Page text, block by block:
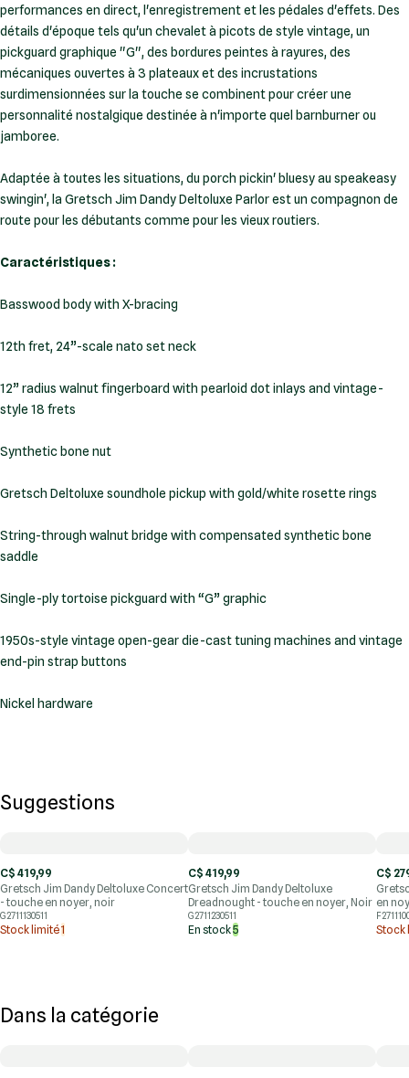
performances en direct, l'enregistrement et les pédales d'effets. Des
détails d'époque tels qu'un chevalet à picots de style vintage, un
pickguard graphique "G", des bordures peintes à rayures, des
mécaniques ouvertes à 3 plateaux et des incrustations
surdimensionnées sur la touche se combinent pour créer une
personnalité nostalgique destinée à n'importe quel barnburner ou
jamboree.
Adaptée à toutes les situations, du porch pickin' bluesy au speakeasy
swingin', la Gretsch Jim Dandy Deltoluxe Parlor est un compagnon de
route pour les débutants comme pour les vieux routiers.
Caractéristiques :
Basswood body with X-bracing
12th fret, 24”-scale nato set neck
12” radius walnut fingerboard with pearloid dot inlays and vintage-
style 18 frets
Synthetic bone nut
Gretsch Deltoluxe soundhole pickup with gold/white rosette rings
String-through walnut bridge with compensated synthetic bone
saddle
Single-ply tortoise pickguard with “G” graphic
1950s-style vintage open-gear die-cast tuning machines and vintage
end-pin strap buttons
Nickel hardware
Suggestions
C$ 419,99
Gretsch Jim Dandy Deltoluxe Concert
- touche en noyer, noir
G2711130511
Stock limité1
C$ 419,99
Gretsch Jim Dandy Deltoluxe
Dreadnought - touche en noyer, Noir
G2711230511
En stock5
C$
en
Stock
Dans la catégorie